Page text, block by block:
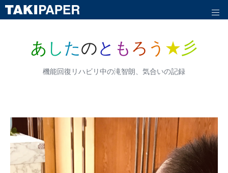
あ し たのと も ろ う ★ 彡
機能回復リハビリ中の滝智朗、気合いの記録